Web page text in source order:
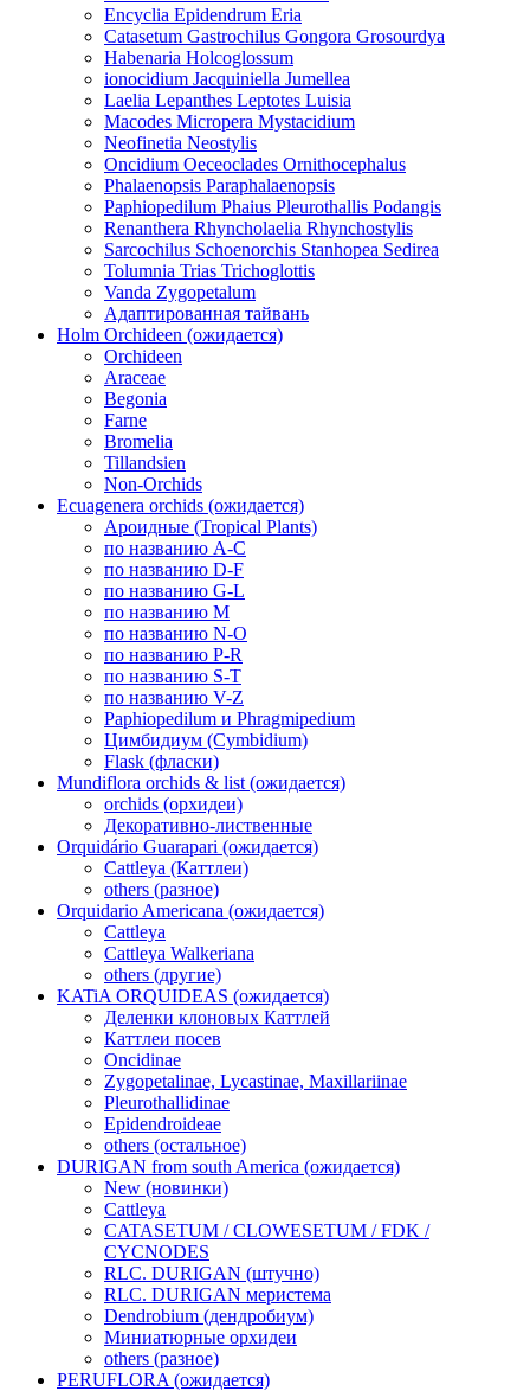
Encyclia Epidendrum Eria
Catasetum Gastrochilus Gongora Grosourdya
Habenaria Holcoglossum
ionocidium Jacquiniella Jumellea
Laelia Lepanthes Leptotes Luisia
Macodes Micropera Mystacidium
Neofinetia Neostylis
Oncidium Oeceoclades Ornithocephalus
Phalaenopsis Paraphalaenopsis
Paphiopedilum Phaius Pleurothallis Podangis
Renanthera Rhyncholaelia Rhynchostylis
Sarcochilus Schoenorchis Stanhopea Sedirea
Tolumnia Trias Trichoglottis
Vanda Zygopetalum
Адаптированная тайвань
Holm Orchideen (ожидается)
Orchideen
Araceae
Begonia
Farne
Bromelia
Tillandsien
Non-Orchids
Ecuagenera orchids (ожидается)
Ароидные (Tropical Plants)
по названию A-C
по названию D-F
по названию G-L
по названию M
по названию N-O
по названию P-R
по названию S-T
по названию V-Z
Paphiopedilum и Phragmipedium
Цимбидиум (Cymbidium)
Flask (фласки)
Mundiflora orchids & list (ожидается)
orchids (орхидеи)
Декоративно-лиственные
Orquidário Guarapari (ожидается)
Cattleya (Каттлеи)
others (разное)
Orquidario Americana (ожидается)
Cattleya
Cattleya Walkeriana
others (другие)
KATiA ORQUIDEAS (ожидается)
Деленки клоновых Каттлей
Каттлеи посев
Oncidinae
Zygopetalinae, Lycastinae, Maxillariinae
Pleurothallidinae
Epidendroideae
others (остальное)
DURIGAN from south America (ожидается)
New (новинки)
Cattleya
CATASETUM / CLOWESETUM / FDK /
CYCNODES
RLC. DURIGAN (штучно)
RLC. DURIGAN меристема
Dendrobium (дендробиум)
Миниатюрные орхидеи
others (разное)
PERUFLORA (ожидается)